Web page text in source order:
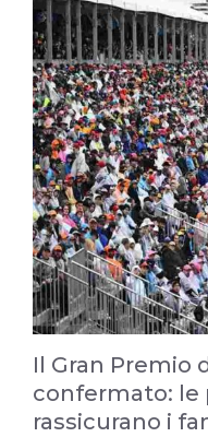
Il Gran Premio
confermato: le
rassicurano i